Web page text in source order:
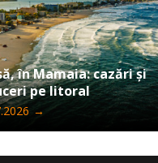
în Mamaia: cazări și
pe litoral
→